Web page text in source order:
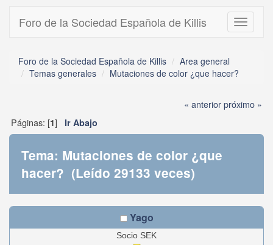
Toggle
Foro de la Sociedad Española de Killis
Foro de la Sociedad Española de Killis
Area general
Temas generales
Mutaciones de color ¿que hacer?
« anteriorpróximo »
Páginas: [1] Ir Abajo
Tema: Mutaciones de color ¿que
hacer? (Leído 29133 veces)
Yago
Socio SEK